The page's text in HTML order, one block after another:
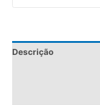
Descrição